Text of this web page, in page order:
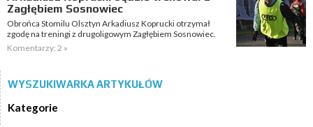
Zagłębiem Sosnowiec
Obrońca Stomilu Olsztyn Arkadiusz Koprucki otrzymał
zgodę na treningi z drugoligowym Zagłębiem Sosnowiec.
Komentarzy: 2 »
WYSZUKIWARKA ARTYKUŁÓW
Kategorie